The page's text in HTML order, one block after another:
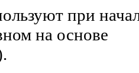
при
на основе